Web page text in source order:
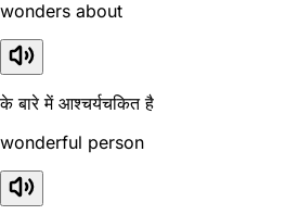
wonders about
के बारे में आश्चर्यचकित है
wonderful person